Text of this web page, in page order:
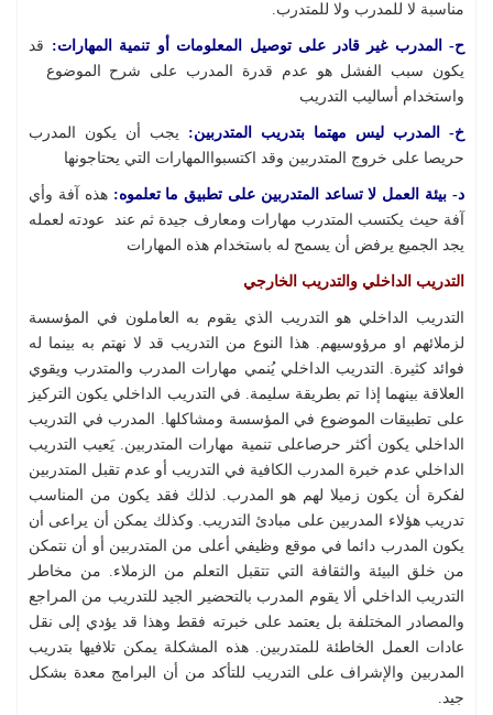
مناسبة لا للمدرب ولا للمتدرب.
ح- المدرب غير قادر على توصيل المعلومات أو تنمية المهارات: قد
يكون سبب الفشل هو عدم قدرة المدرب على شرح الموضوع
واستخدام أساليب التدريب
خ- المدرب ليس مهتما بتدريب المتدربين: يجب أن يكون المدرب
حريصا على خروج المتدربين وقد اكتسبواالمهارات التي يحتاجونها
د- بيئة العمل لا تساعد المتدربين على تطبيق ما تعلموه: هذه آفة وأي
آفة حيث يكتسب المتدرب مهارات ومعارف جيدة ثم عند عودته لعمله
يجد الجميع يرفض أن يسمح له باستخدام هذه المهارات
التدريب الداخلي والتدريب الخارجي
التدريب الداخلي هو التدريب الذي يقوم به العاملون في المؤسسة
لزملائهم او مرؤوسيهم. هذا النوع من التدريب قد لا نهتم به بينما له
فوائد كثيرة. التدريب الداخلي يُنمي مهارات المدرب والمتدرب ويقوي
العلاقة بينهما إذا تم بطريقة سليمة. في التدريب الداخلي يكون التركيز
على تطبيقات الموضوع في المؤسسة ومشاكلها. المدرب في التدريب
الداخلي يكون أكثر حرصاعلى تنمية مهارات المتدربين. يَعيب التدريب
الداخلي عدم خبرة المدرب الكافية في التدريب أو عدم تقبل المتدربين
لفكرة أن يكون زميلا لهم هو المدرب. لذلك فقد يكون من المناسب
تدريب هؤلاء المدربين على مبادئ التدريب. وكذلك يمكن أن يراعى أن
يكون المدرب دائما في موقع وظيفي أعلى من المتدربين أو أن نتمكن
من خلق البيئة والثقافة التي تتقبل التعلم من الزملاء. من مخاطر
التدريب الداخلي ألا يقوم المدرب بالتحضير الجيد للتدريب من المراجع
والمصادر المختلفة بل يعتمد على خبرته فقط وهذا قد يؤدي إلى نقل
عادات العمل الخاطئة للمتدربين. هذه المشكلة يمكن تلافيها بتدريب
المدربين والإشراف على التدريب للتأكد من أن البرامج معدة بشكل
جيد.